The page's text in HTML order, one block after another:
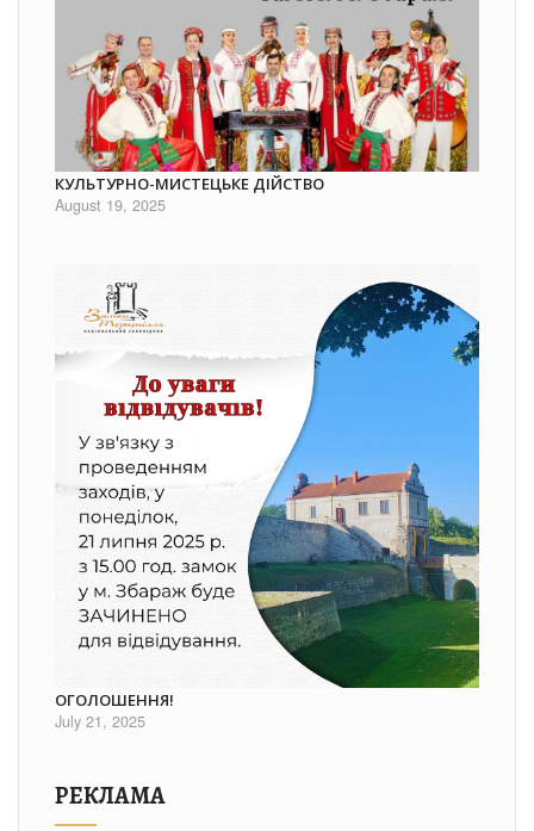
КУЛЬТУРНО-МИСТЕЦЬКЕ ДІЙСТВО
August 19, 2025
ОГОЛОШЕННЯ!
July 21, 2025
РЕКЛАМА